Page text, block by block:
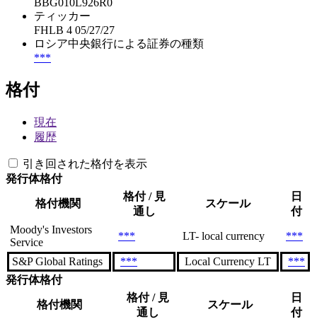
BBG010L926R0
ティッカー
FHLB 4 05/27/27
ロシア中央銀行による証券の種類
***
格付
現在
履歴
引き回された格付を表示
発行体格付
格付機関
格付 / 見
通し
スケール
日
付
Moody's Investors
Service
*** LT- local currency ***
S&P Global Ratings *** Local Currency LT
***
発行体格付
格付機関
格付 / 見
通し
スケール
日
付